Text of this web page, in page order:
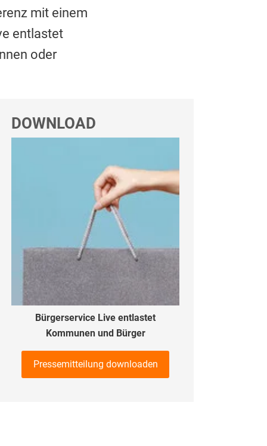
mit einem
entlastet
oder
DOWNLOAD
Bürgerservice Live entlastet
Kommunen und Bürger
Pressemitteilung downloaden